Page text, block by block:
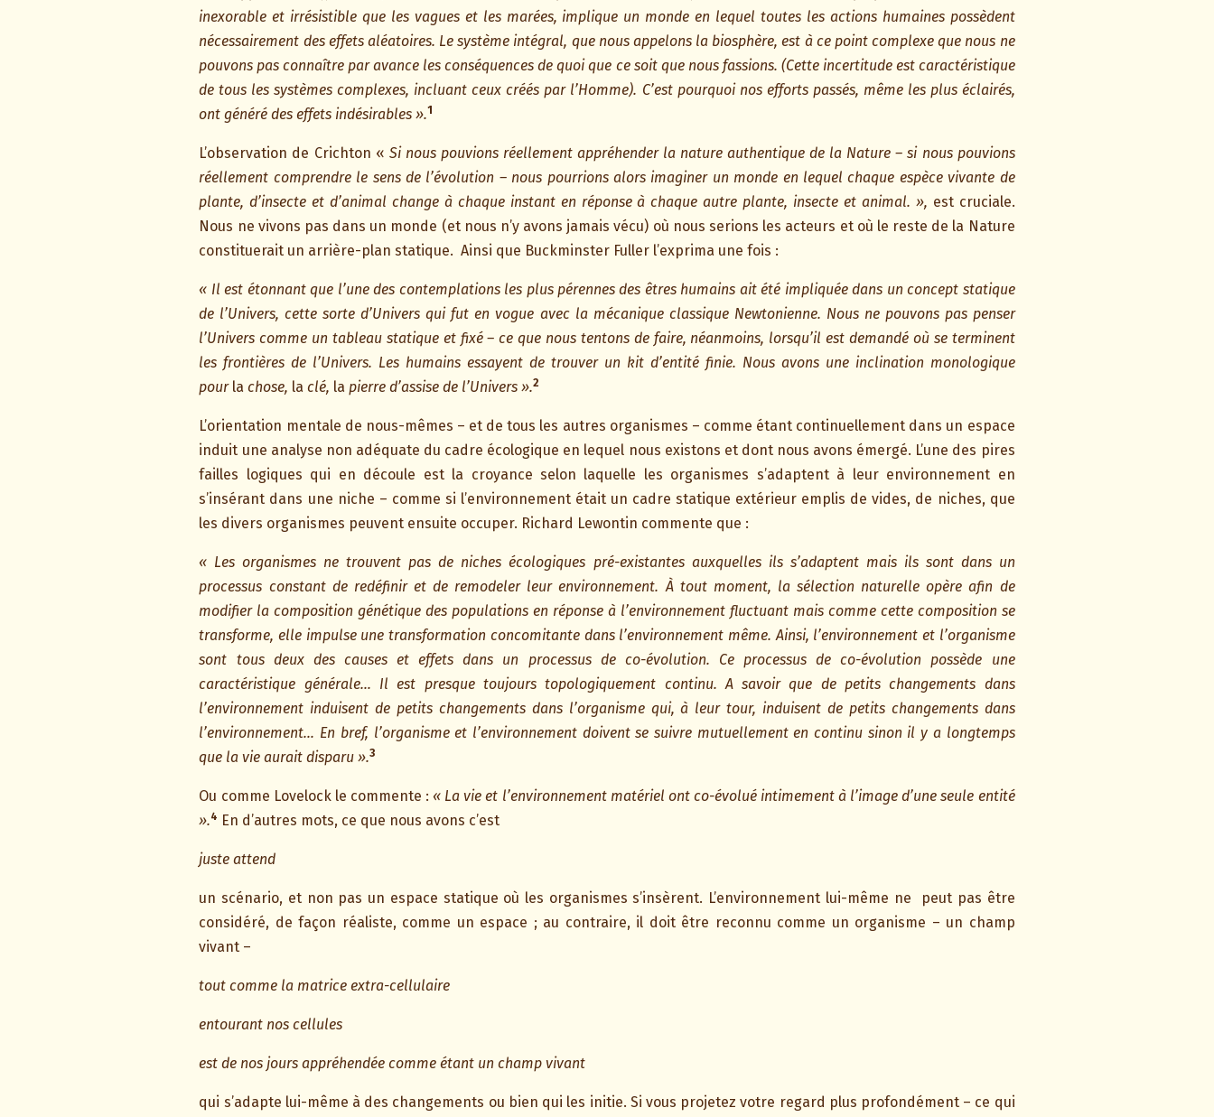
inexorable et irrésistible que les vagues et les marées, implique un monde en lequel toutes les actions humaines possèdent
nécessairement des effets aléatoires. Le système intégral, que nous appelons la biosphère, est à ce point complexe que nous ne
pouvons pas connaître par avance les conséquences de quoi que ce soit que nous fassions. (Cette incertitude est caractéristique
de tous les systèmes complexes, incluant ceux créés par l’Homme). C’est pourquoi nos efforts passés, même les plus éclairés,
ont généré des effets indésirables ».1
L’observation de Crichton « Si nous pouvions réellement appréhender la nature authentique de la Nature – si nous pouvions
réellement comprendre le sens de l’évolution – nous pourrions alors imaginer un monde en lequel chaque espèce vivante de
plante, d’insecte et d’animal change à chaque instant en réponse à chaque autre plante, insecte et animal. », est cruciale.
Nous ne vivons pas dans un monde (et nous n’y avons jamais vécu) où nous serions les acteurs et où le reste de la Nature
constituerait un arrière-plan statique. Ainsi que Buckminster Fuller l’exprima une fois :
« Il est étonnant que l’une des contemplations les plus pérennes des êtres humains ait été impliquée dans un concept statique
de l’Univers, cette sorte d’Univers qui fut en vogue avec la mécanique classique Newtonienne. Nous ne pouvons pas penser
l’Univers comme un tableau statique et fixé – ce que nous tentons de faire, néanmoins, lorsqu’il est demandé où se terminent
les frontières de l’Univers. Les humains essayent de trouver un kit d’entité finie. Nous avons une inclination monologique
pour la chose, la clé, la pierre d’assise de l’Univers ».2
L’orientation mentale de nous-mêmes – et de tous les autres organismes – comme étant continuellement dans un espace
induit une analyse non adéquate du cadre écologique en lequel nous existons et dont nous avons émergé. L’une des pires
failles logiques qui en découle est la croyance selon laquelle les organismes s’adaptent à leur environnement en
s’insérant dans une niche – comme si l’environnement était un cadre statique extérieur emplis de vides, de niches, que
les divers organismes peuvent ensuite occuper. Richard Lewontin commente que :
« Les organismes ne trouvent pas de niches écologiques pré-existantes auxquelles ils s’adaptent mais ils sont dans un
processus constant de redéfinir et de remodeler leur environnement. À tout moment, la sélection naturelle opère afin de
modifier la composition génétique des populations en réponse à l’environnement fluctuant mais comme cette composition se
transforme, elle impulse une transformation concomitante dans l’environnement même. Ainsi, l’environnement et l’organisme
sont tous deux des causes et effets dans un processus de co-évolution. Ce processus de co-évolution possède une
caractéristique générale… Il est presque toujours topologiquement continu. A savoir que de petits changements dans
l’environnement induisent de petits changements dans l’organisme qui, à leur tour, induisent de petits changements dans
l’environnement… En bref, l’organisme et l’environnement doivent se suivre mutuellement en continu sinon il y a longtemps
que la vie aurait disparu ».3
Ou comme Lovelock le commente :« La vie et l’environnement matériel ont co-évolué intimement à l’image d’une seule entité
».4 En d’autres mots, ce que nous avons c’est
juste attend
un scénario, et non pas un espace statique où les organismes s’insèrent. L’environnement lui-même ne
peut pas être
considéré, de façon réaliste, comme un espace ; au contraire, il doit être reconnu comme un organisme – un champ
vivant –
tout comme la matrice extra-cellulaire
entourant nos cellules
est de nos jours appréhendée comme étant un champ vivant
qui s’adapte lui-même à des changements ou bien qui les initie. Si vous projetez votre regard plus profondément – ce qui